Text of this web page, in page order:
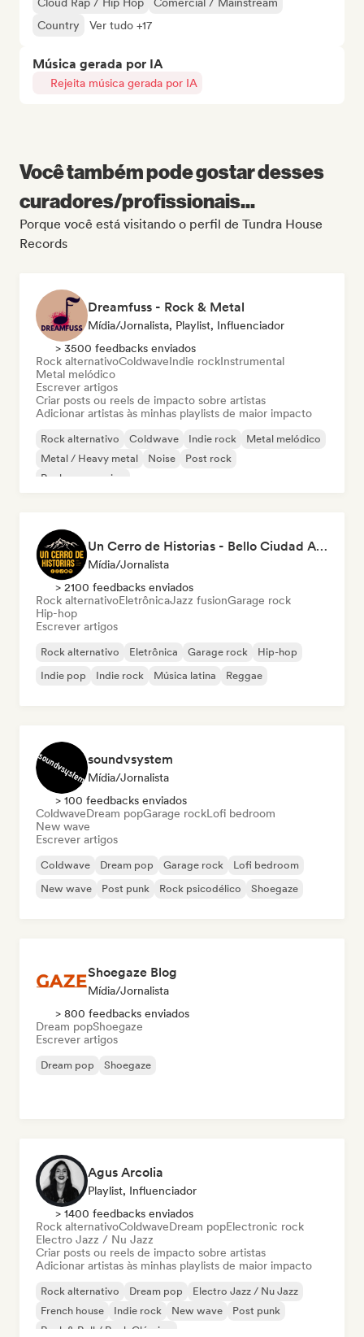
Country
Ver tudo +17
Música gerada por IA
Rejeita música gerada por IA
Você também pode gostar desses
curadores/profissionais...
Porque você está visitando o perfil de Tundra House
Records
Dreamfuss - Rock & Metal
Mídia/Jornalista, Playlist, Influenciador
> 3500 feedbacks enviados
Rock alternativoColdwaveIndie rockInstrumental
Metal melódico
Escrever artigos
Criar posts ou reels de impacto sobre artistas
Adicionar artistas às minhas playlists de maior impacto
Rock alternativo Coldwave Indie rock
Metal melódico
Metal / Heavy metal
Noise
Post rock
Rock progressivo
Un Cerro de Historias - Bello Ciudad Artistas
Mídia/Jornalista
> 2100 feedbacks enviados
Rock alternativoEletrônicaJazz fusionGarage rock
Hip-hop
Escrever artigos
Rock alternativo Eletrônica Garage rock
Hip-hop
Indie pop
Indie rock Música latina Reggae
soundvsystem
Mídia/Jornalista
> 100 feedbacks enviados
ColdwaveDream popGarage rockLofi bedroom
New wave
Escrever artigos
Coldwave Dream pop Garage rock
Lofi bedroom
New wave
Post punk Rock psicodélico Shoegaze
Shoegaze Blog
Mídia/Jornalista
> 800 feedbacks enviados
Dream popShoegaze
Escrever artigos
Dream pop Shoegaze
Agus Arcolia
Playlist, Influenciador
> 1400 feedbacks enviados
Rock alternativoColdwaveDream popElectronic rock
Electro Jazz / Nu Jazz
Criar posts ou reels de impacto sobre artistas
Adicionar artistas às minhas playlists de maior impacto
Rock alternativo Dream pop
Electro Jazz / Nu Jazz
French house
Indie rock New wave
Post punk
Rock & Roll / Rock Clássico